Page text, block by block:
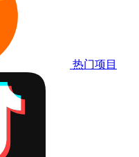
热门项目